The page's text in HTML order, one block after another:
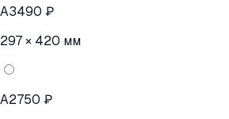
A3490 ₽
297 × 420 мм
A2750 ₽